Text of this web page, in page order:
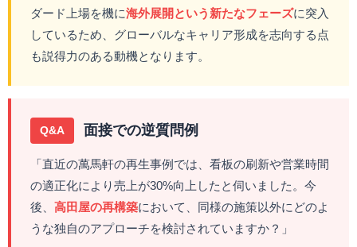
ダード上場を機に海外展開という新たなフェーズに突入
しているため、グローバルなキャリア形成を志向する点
も説得力のある動機となります。
Q&A 面接での逆質問例
「直近の萬馬軒の再生事例では、看板の刷新や営業時間
の適正化により売上が30%向上したと伺いました。今
後、 高田屋の再構築において、同様の施策以外にどのよ
うな独自のアプローチを検討されていますか？」